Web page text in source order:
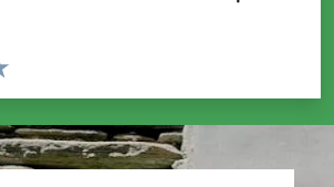
pagina
5 stelle su 5
4 stelle su 5
su 5
su 5